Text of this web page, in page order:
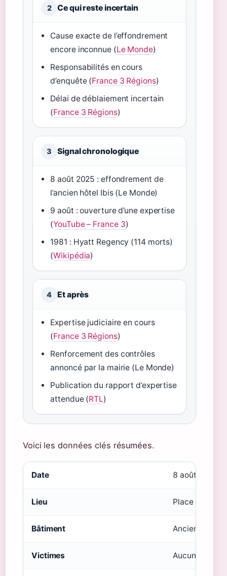
2 Ce qui reste incertain
Cause exacte de l’effondrement
encore inconnue (Le Monde)
Responsabilités en cours
d’enquête (France 3 Régions)
Délai de déblaiement incertain
(France 3 Régions)
3 Signal chronologique
8 août 2025 : effondrement de
l’ancien hôtel Ibis (Le Monde)
9 août : ouverture d’une expertise
(YouTube – France 3)
1981 : Hyatt Regency (114 morts)
(Wikipédia)
4 Et après
Expertise judiciaire en cours
(France 3 Régions)
Renforcement des contrôles
annoncé par la mairie (Le Monde)
Publication du rapport d’expertise
attendue (RTL)
Voici les données clés résumées.
Date 8 août 2025
Lieu Place au
Bâtiment Ancien hôtel
Victimes Aucune